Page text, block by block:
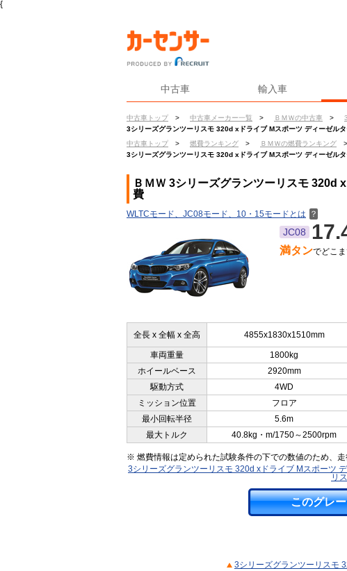
{
中古車 輸入車
中古車トップ > 中古車メーカー一覧 > ＢＭＷの中古車 >
3シリーズグランツーリスモ 320d xドライブ Mスポーツ ディーゼル
中古車トップ
> 燃費ランキング > ＢＭＷの燃費ランキング >
3シリーズグランツーリスモ 320d xドライブ Mスポーツ ディーゼル
ＢＭＷ 3シリーズグランツーリスモ 320d
費
WLTCモード、JC08モード、10・15モードとは ？
JC08
満タンでどこ
全長 x 全幅 x 全高 4855x1830x1510mm
車両重量 1800kg
ホイールベース
2920mm
駆動方式
4WD
ミッション位置
フロア
最小回転半径
5.6m
最大トルク
40.8kg・m/1750～2500rpm
※ 燃費情報は定められた試験条件の下での数値のため、
3シリーズグランツーリスモ 320d xドライブ Mスポーツ
リ
このグレ
3シリーズグランツーリスモ